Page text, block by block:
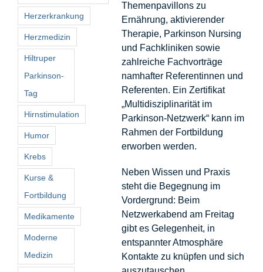
Themenpavillons zu
Ernährung, aktivierender
Therapie, Parkinson Nursing
und Fachkliniken sowie
zahlreiche Fachvorträge
namhafter Referentinnen und
Referenten. Ein Zertifikat
„Multidisziplinarität im
Parkinson-Netzwerk“ kann im
Rahmen der Fortbildung
erworben werden.
Neben Wissen und Praxis
steht die Begegnung im
Vordergrund: Beim
Netzwerkabend am Freitag
gibt es Gelegenheit, in
entspannter Atmosphäre
Kontakte zu knüpfen und sich
Herzerkrankung
Herzmedizin
Hiltruper
Parkinson-
Tag
Hirnstimulation
Humor
Krebs
Kurse &
Fortbildung
Medikamente
Moderne
Medizin